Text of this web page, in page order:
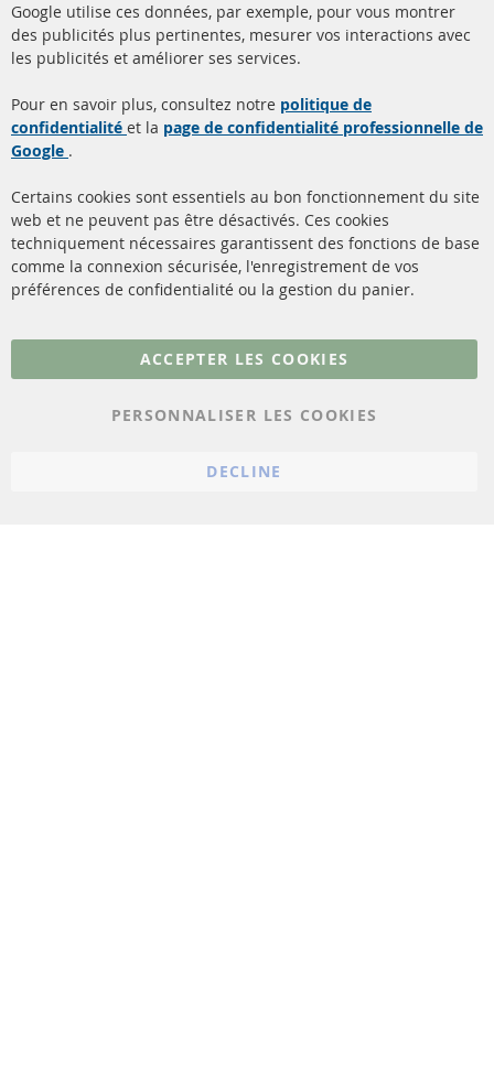
info@contra-automotive.de
facebook
instagram
Filtres à particules diesel
(FPD)
Catalyseur (CAT)
Capteurs
Matériel de montage
à propos de nous
livraison
Contact
Résilier le contrat
Plus de liens
Conditions générales
Google utilise ces données, par exemple, pour vous montrer
des publicités plus pertinentes, mesurer vos interactions avec
les publicités et améliorer ses services.
Pour en savoir plus, consultez notre politique de
confidentialité et la page de confidentialité professionnelle de
Google .
Certains cookies sont essentiels au bon fonctionnement du site
web et ne peuvent pas être désactivés. Ces cookies
techniquement nécessaires garantissent des fonctions de base
comme la connexion sécurisée, l'enregistrement de vos
préférences de confidentialité ou la gestion du panier.
ACCEPTER LES COOKIES
PERSONNALISER LES COOKIES
DECLINE